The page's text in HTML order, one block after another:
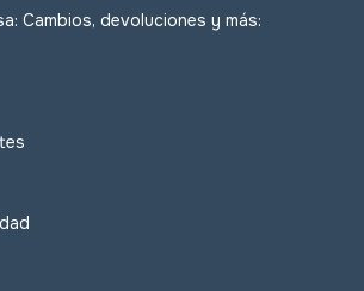
Cambios, devoluciones y más: